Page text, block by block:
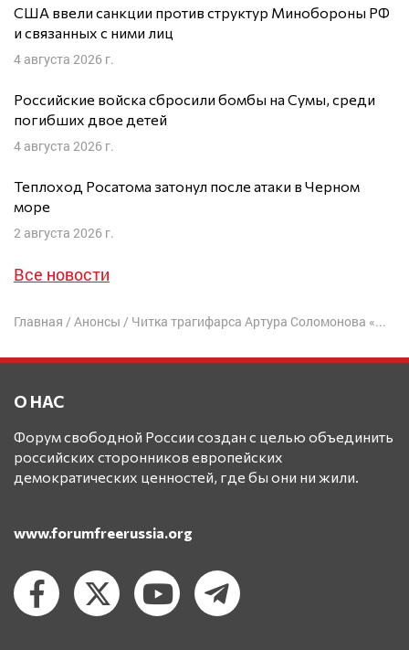
США ввели санкции против структур Минобороны РФ
и связанных с ними лиц
4 августа 2026 г.
Российские войска сбросили бомбы на Сумы, среди
погибших двое детей
4 августа 2026 г.
Теплоход Росатома затонул после атаки в Черном
море
2 августа 2026 г.
Все новости
Главная / Анонсы / Читка трагифарса Артура Соломонова «Как мы хоронили Иосифа Виссарионовича» | Рига, 24 марта
О НАС
Форум свободной России создан с целью объединить
российских сторонников европейских
демократических ценностей, где бы они ни жили.
www.forumfreerussia.org